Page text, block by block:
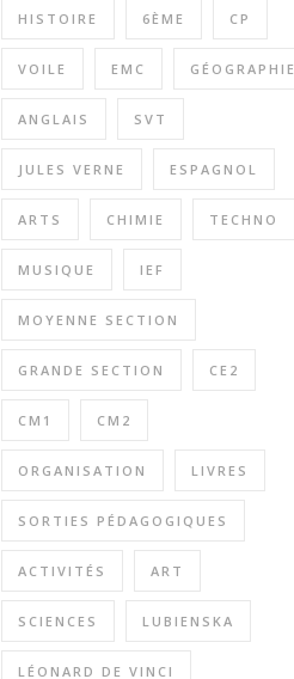
HISTOIRE 6ÈME CP
VOILE EMC GÉOGRAPHIE
ANGLAIS SVT
JULES VERNE ESPAGNOL
ARTS CHIMIE TECHNO
MUSIQUE IEF
MOYENNE SECTION
GRANDE SECTION CE2
CM1 CM2
ORGANISATION LIVRES
SORTIES PÉDAGOGIQUES
ACTIVITÉS ART
SCIENCES LUBIENSKA
LÉONARD DE VINCI